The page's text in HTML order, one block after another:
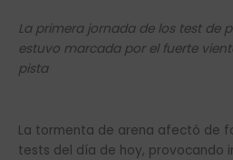
La primera jornada de los test de
estuvo marcada por el fuerte
pista
La tormenta de arena afectó de
tests del día de hoy, provocando